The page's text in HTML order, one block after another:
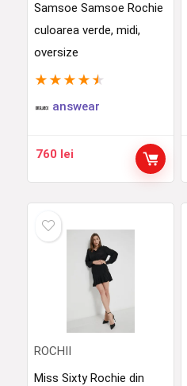
Samsoe Samsoe Rochie
culoarea verde, midi,
oversize
★ ★ ★ ★ ★
answear
760 lei
ROCHII
Miss Sixty Rochie din